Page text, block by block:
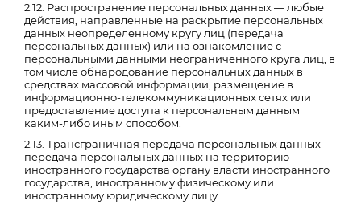
2.12. Распространение персональных данных — любые
действия, направленные на раскрытие персональных
данных неопределенному кругу лиц (передача
персональных данных) или на ознакомление с
персональными данными неограниченного круга лиц, в
том числе обнародование персональных данных в
средствах массовой информации, размещение в
информационно-телекоммуникационных сетях или
предоставление доступа к персональным данным
каким-либо иным способом.
2.13. Трансграничная передача персональных данных —
передача персональных данных на территорию
иностранного государства органу власти иностранного
государства, иностранному физическому или
иностранному юридическому лицу.